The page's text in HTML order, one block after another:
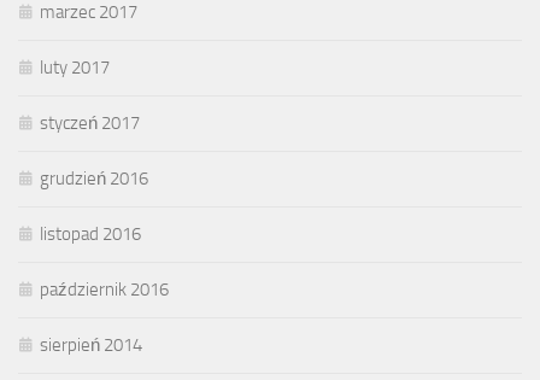
marzec 2017
luty 2017
styczeń 2017
grudzień 2016
listopad 2016
październik 2016
sierpień 2014